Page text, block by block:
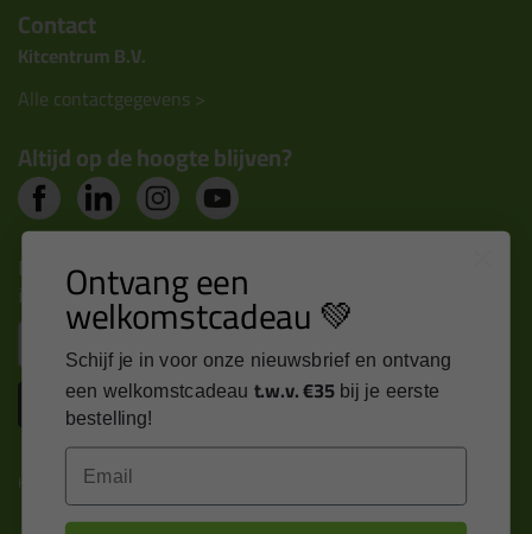
Contact
Kitcentrum B.V.
Alle contactgegevens >
Altijd op de hoogte blijven?
Nieuws, tips en exclusieve deals rechtstreeks in je
inbox
Email
Inschrijven
Kitcentrum is trots op:
Ontvang een
welkomstcadeau 💚
Schijf je in voor onze nieuwsbrief en ontvang
een welkomstcadeau t.w.v. €35 bij je eerste
bestelling!
Email